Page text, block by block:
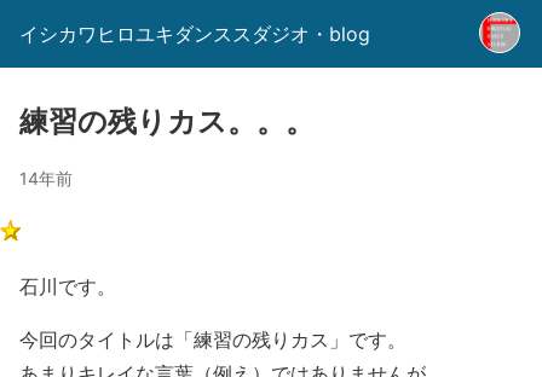
イシカワヒロユキダンススダジオ・blog
練習の残りカス。。。
14年前
石川です。
今回のタイトルは「練習の残りカス」です。